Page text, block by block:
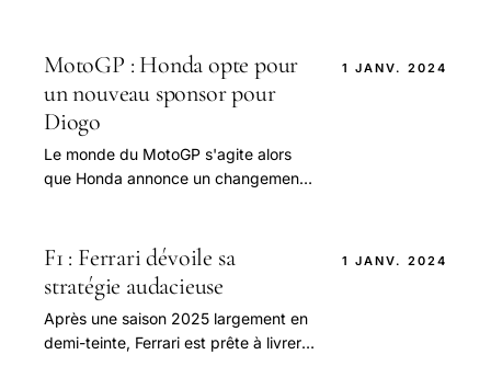
MotoGP : Honda opte pour
un nouveau sponsor pour
Diogo
Le monde du MotoGP s'agite alors
que Honda annonce un changement
1 JANV. 2024
F1 : Ferrari dévoile sa
stratégie audacieuse
Après une saison 2025 largement en
demi-teinte, Ferrari est prête à livrer
1 JANV. 2024